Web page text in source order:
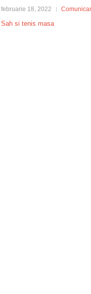
februarie 18, 2022
Sah si tenis masa